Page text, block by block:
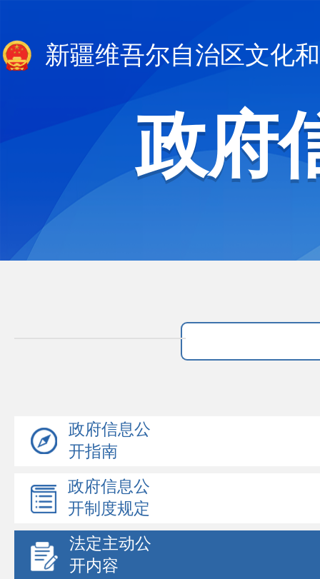
新疆维吾尔自治区文化
政府
政府信息公
开指南
政府信息公
开制度规定
法定主动公
开内容